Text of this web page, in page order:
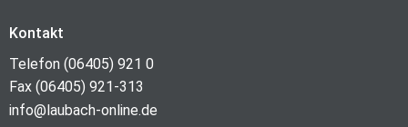
Kontakt
Telefon (06405) 921 0
Fax (06405) 921-313
info@laubach-online.de